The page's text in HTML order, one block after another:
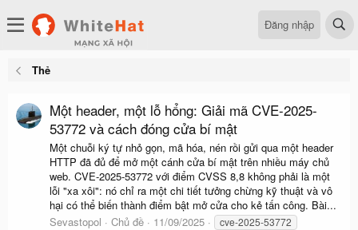
Đăng nhập
Thẻ
Một header, một lỗ hổng: Giải mã CVE-2025-
53772 và cách đóng cửa bí mật
Một chuỗi ký tự nhỏ gọn, mã hóa, nén rồi gửi qua một header
HTTP đã đủ để mở một cánh cửa bí mật trên nhiều máy chủ
web. CVE-2025-53772 với điểm CVSS 8,8 không phải là một
lỗi "xa xôi": nó chỉ ra một chi tiết tưởng chừng kỹ thuật và vô
hại có thể biến thành điểm bật mở cửa cho kẻ tấn công. Bài...
Sevastopol
Chủ đề 11/09/2025 cve-2025-53772